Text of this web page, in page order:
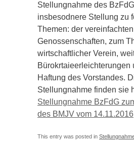
Stellungnahme des
insbesodnere Stellung zu
Themen: der
Genossenschaften, zum
wirtschaftlicher Verein,
Bürokrtaieerleichterungen
Haftung des Vorstandes.
Stellungnahme finden sie
Stellungnahme BzFdG
des BMJV vom 14.11.2016
This entry was posted in